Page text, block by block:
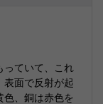
ていて、これ
表面で反射が起
色、銅は赤色を